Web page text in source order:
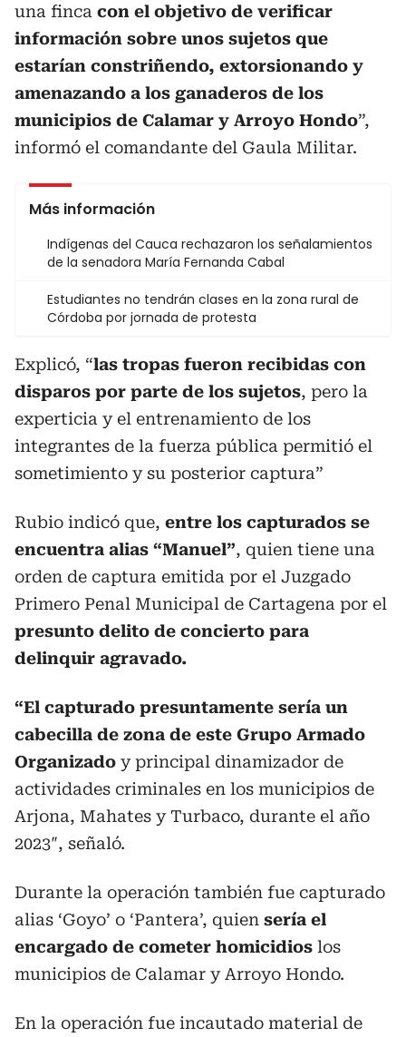
una finca con el objetivo de verificar
información sobre unos sujetos que
estarían constriñendo, extorsionando y
amenazando a los ganaderos de los
municipios de Calamar y Arroyo Hondo”,
informó el comandante del Gaula Militar.
Más información
Indígenas del Cauca rechazaron los señalamientos
de la senadora María Fernanda Cabal
Estudiantes no tendrán clases en la zona rural de
Córdoba por jornada de protesta
Explicó, “las tropas fueron recibidas con
disparos por parte de los sujetos, pero la
experticia y el entrenamiento de los
integrantes de la fuerza pública permitió el
sometimiento y su posterior captura”
Rubio indicó que, entre los capturados se
encuentra alias “Manuel”, quien tiene una
orden de captura emitida por el Juzgado
Primero Penal Municipal de Cartagena por el
presunto delito de concierto para
delinquir agravado.
“El capturado presuntamente sería un
cabecilla de zona de este Grupo Armado
Organizado y principal dinamizador de
actividades criminales en los municipios de
Arjona, Mahates y Turbaco, durante el año
2023″, señaló.
Durante la operación también fue capturado
alias ‘Goyo’ o ‘Pantera’, quien sería el
encargado de cometer homicidios los
municipios de Calamar y Arroyo Hondo.
En la operación fue incautado material de